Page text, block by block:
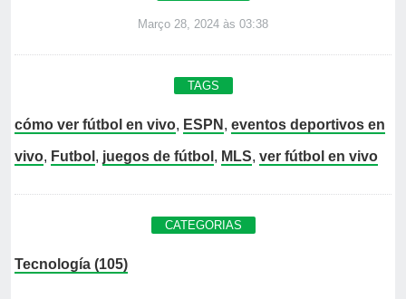
Março 28, 2024 às 03:38
TAGS
cómo ver fútbol en vivo, ESPN , eventos deportivos en
vivo, Futbol , juegos de fútbol , MLS, ver fútbol en vivo
CATEGORIAS
Tecnología (105)